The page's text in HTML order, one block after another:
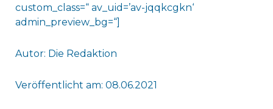
custom_class=“ av_uid=’av-jqqkcgkn‘
admin_preview_bg=“]
Autor: Die Redaktion
Veröffentlicht am: 08.06.2021